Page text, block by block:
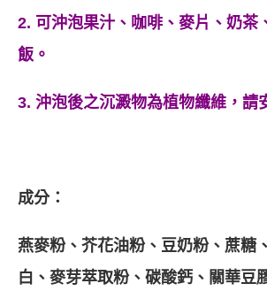
2. 可沖泡果汁、咖啡、麥片、奶茶
飯。
3. 沖泡後之沉澱物為植物纖維，請
成分：
燕麥粉、芥花油粉、豆奶粉、蔗糖
白、麥芽萃取粉、碳酸鈣、關華豆